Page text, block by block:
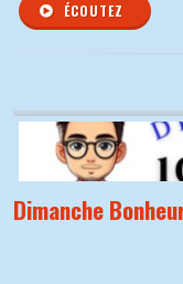
ÉCOUTEZ
Dimanche